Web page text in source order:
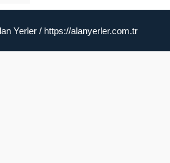
Yerler / https://alanyerler.com.tr